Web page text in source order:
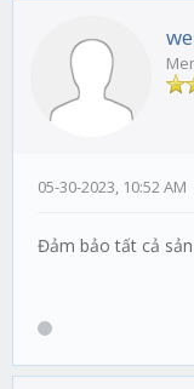
05-30-2023, 10:52 AM
Đảm bảo tất cả